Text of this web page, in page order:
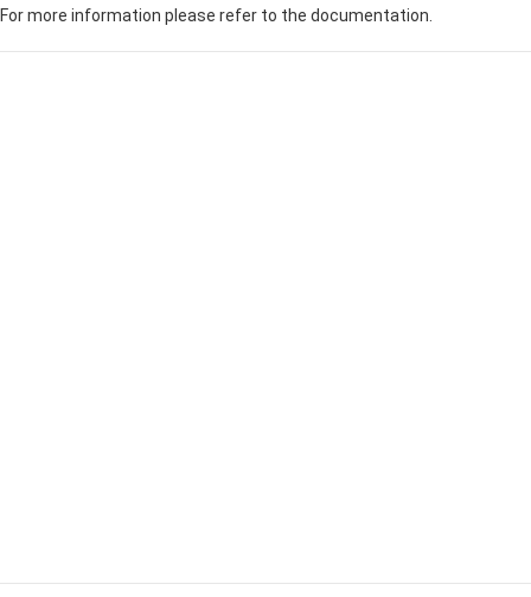
For more information please refer to the documentation.